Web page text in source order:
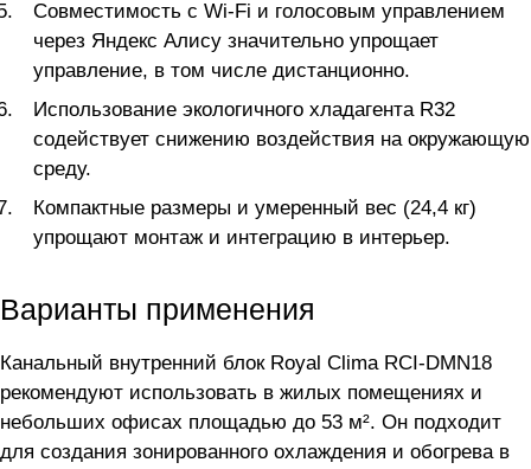
Совместимость с Wi-Fi и голосовым управлением
через Яндекс Алису значительно упрощает
управление, в том числе дистанционно.
Использование экологичного хладагента R32
содействует снижению воздействия на окружающую
среду.
Компактные размеры и умеренный вес (24,4 кг)
упрощают монтаж и интеграцию в интерьер.
Варианты применения
Канальный внутренний блок Royal Clima RCI-DMN18
рекомендуют использовать в жилых помещениях и
небольших офисах площадью до 53 м². Он подходит
для создания зонированного охлаждения и обогрева в